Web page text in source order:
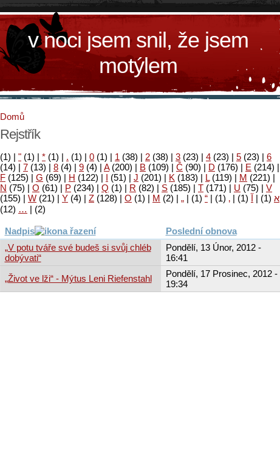
v noci jsem snil, že jsem
motýlem
Domů
Rejstřík
(1) | " (1) | * (1) | . (1) | 0 (1) | 1 (38) | 2 (38) | 3 (23) | 4 (23) | 5 (23) | 6
(14) | 7 (13) | 8 (4) | 9 (4) | A(200) | B (109) | Č (90) | D (176) | E (214) |
F (125) | G (69) | H (122) | I (51) | J (201) | K (183) | L(119) | M (221) |
N (75) | O (61) | P (234) | Q (1) | R (82) | S (185) | T (171) | U (75) | V
(155) | W (21) | Y (4) | Z (128) | Ο (1) | М (2) | א (1)
| آ (1)
|
‚
(1)
|
“
(1)
|
„
(2)
|
…
(12)
Nadpis
Poslední obnova
„V potu tváře své budeš si svůj chléb
dobývati“
Pondělí, 13 Únor, 2012 -
16:41
„Život ve lži“ - Mýtus Leni Riefenstahl
Pondělí, 17 Prosinec, 2012 -
19:34